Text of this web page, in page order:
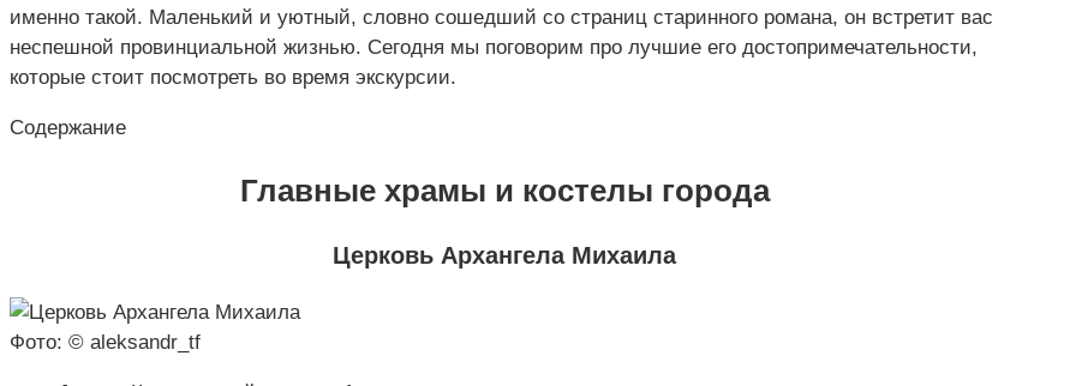
именно такой. Маленький и уютный, словно сошедший со страниц старинного романа, он встретит вас
неспешной провинциальной жизнью. Сегодня мы поговорим про лучшие его достопримечательности,
которые стоит посмотреть во время экскурсии.
Содержание
Главные храмы и костелы города
Церковь Архангела Михаила
Фото: © aleksandr_tf